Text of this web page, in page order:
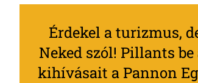
Érdekel a turizmus,
Neked szól! Pillants
kihívásait a Pannon